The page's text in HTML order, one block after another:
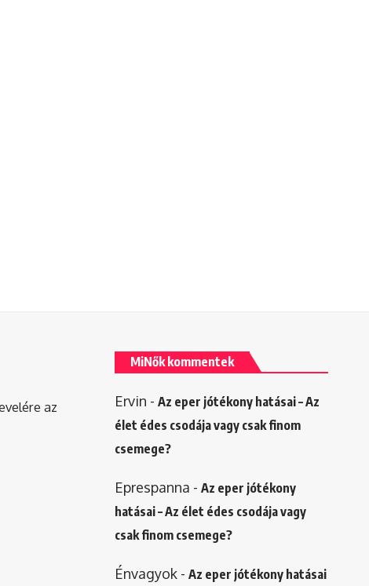
az
MiNők kommentek
Ervin - Az eper jótékony hatásai – Az
élet édes csodája vagy csak finom
csemege?
Eprespanna - Az eper jótékony
hatásai – Az élet édes csodája vagy
csak finom csemege?
Énvagyok- Az eper jótékony hatásai